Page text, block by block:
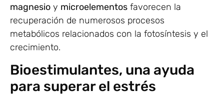
magnesio y microelementos favorecen la
recuperación de numerosos procesos
metabólicos relacionados con la fotosíntesis y el
crecimiento.
Bioestimulantes, una ayuda
para superar el estrés